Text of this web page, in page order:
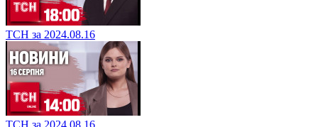
ТСН за 2024.08.16
ТСН за 2024.08.16